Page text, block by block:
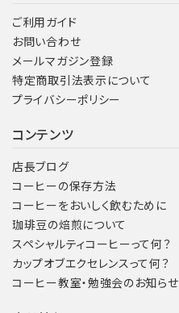
ご利用ガイド
お問い合わせ
メールマガジン登録
特定商取引法表示について
プライバシーポリシー
コンテンツ
店長ブログ
コーヒーの保存方法
コーヒーをおいしく飲むために
珈琲豆の焙煎について
スペシャルティコーヒーって何？
カップオブエクセレンスって何？
コーヒー教室・勉強会のお知らせ